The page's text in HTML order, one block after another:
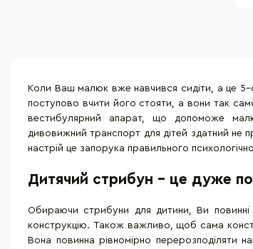
Коли Ваш малюк вже навчився сидіти, а це 5-
поступово вчити його стояти, а вони так
вестибулярний апарат, що допоможе
дивовижний транспорт для дітей здатний не
настрій це запорука правильного
Дитячий стрибун - це дуже
Обираючи стрибуни для дитини, Ви повинні
конструкцію. Також важливо, щоб сама
Вона повинна рівномірно перерозподіляти